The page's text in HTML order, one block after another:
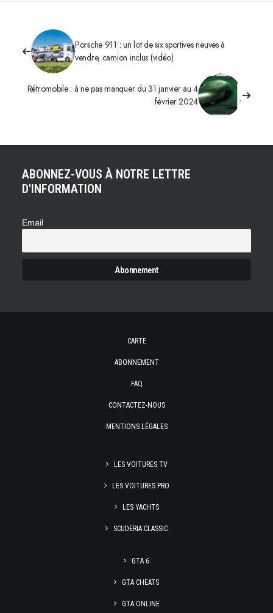
Porsche 911 : un lot de six sportives neuves à
vendre, camion inclus (vidéo)
Rétromobile : à ne pas manquer du 31 janvier au 4
février 2024
ABONNEZ-VOUS À NOTRE LETTRE
D'INFORMATION
Email
CARTE
ABONNEMENT
FAQ
CONTACTEZ-NOUS
MENTIONS LÉGALES
LES VOITURES TV
LES VOITURES PRO
LES YACHTS
SCUDERIA CLASSIC
GTA 6
GTA CHEATS
GTA ONLINE